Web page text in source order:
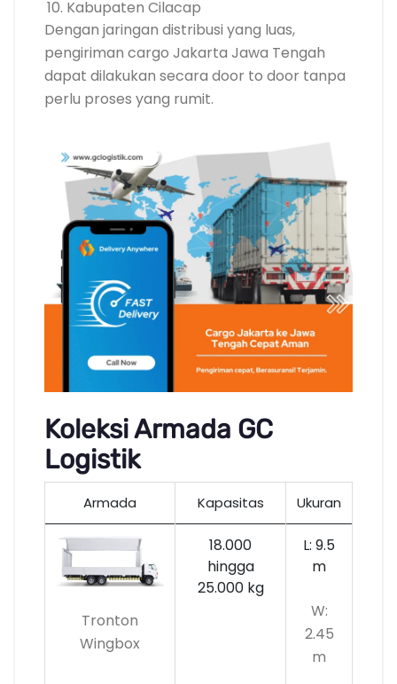
Kabupaten Cilacap
Dengan jaringan distribusi yang luas,
pengiriman cargo Jakarta Jawa Tengah
dapat dilakukan secara door to door tanpa
perlu proses yang rumit.
Koleksi Armada GC
Logistik
Armada Kapasitas Ukuran
Tronton
Wingbox
18.000
hingga
25.000 kg
L: 9.5
m
W:
2.45
m